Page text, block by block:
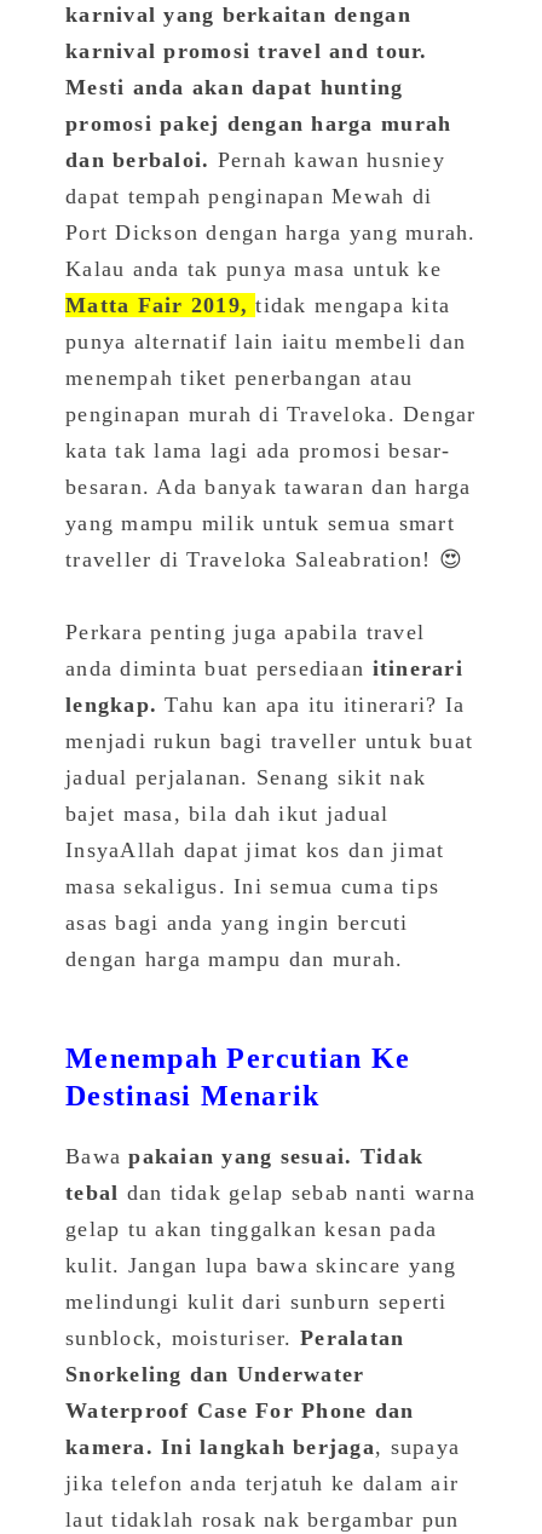
karnival yang berkaitan dengan
karnival promosi travel and tour.
Mesti anda akan dapat hunting
promosi pakej dengan harga murah
dan berbaloi. Pernah kawan husniey
dapat tempah penginapan Mewah di
Port Dickson dengan harga yang murah.
Kalau anda tak punya masa untuk ke
Matta Fair 2019, tidak mengapa kita
punya alternatif lain iaitu membeli dan
menempah tiket penerbangan atau
penginapan murah di Traveloka. Dengar
kata tak lama lagi ada promosi besar-
besaran. Ada banyak tawaran dan harga
yang mampu milik untuk semua smart
traveller di Traveloka Saleabration! 😍
Perkara penting juga apabila travel
anda diminta buat persediaan itinerari
lengkap.Tahu kan apa itu itinerari? Ia
menjadi rukun bagi traveller untuk buat
jadual perjalanan. Senang sikit nak
bajet masa, bila dah ikut jadual
InsyaAllah dapat jimat kos dan jimat
masa sekaligus. Ini semua cuma tips
asas bagi anda yang ingin bercuti
dengan harga mampu dan murah.
Menempah Percutian Ke
Destinasi Menarik
Bawapakaian yang sesuai. Tidak
tebal dan tidak gelap sebab nanti warna
gelap tu akan tinggalkan kesan pada
kulit. Jangan lupa bawa skincare yang
melindungi kulit dari sunburn seperti
sunblock, moisturiser. Peralatan
Snorkeling dan Underwater
Waterproof Case For Phone dan
kamera. Ini langkah berjaga, supaya
jika telefon anda terjatuh ke dalam air
laut tidaklah rosak nak bergambar pun